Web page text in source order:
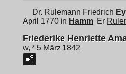
Dr. Rulemann Friedrich
April 1770 in Hamm. Er
Friederike Henriette
w, * 5 März 1842